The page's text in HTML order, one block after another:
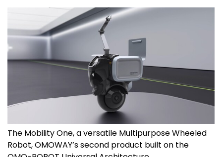
The Mobility One, a versatile Multipurpose Wheeled
Robot, OMOWAY’s second product built on the